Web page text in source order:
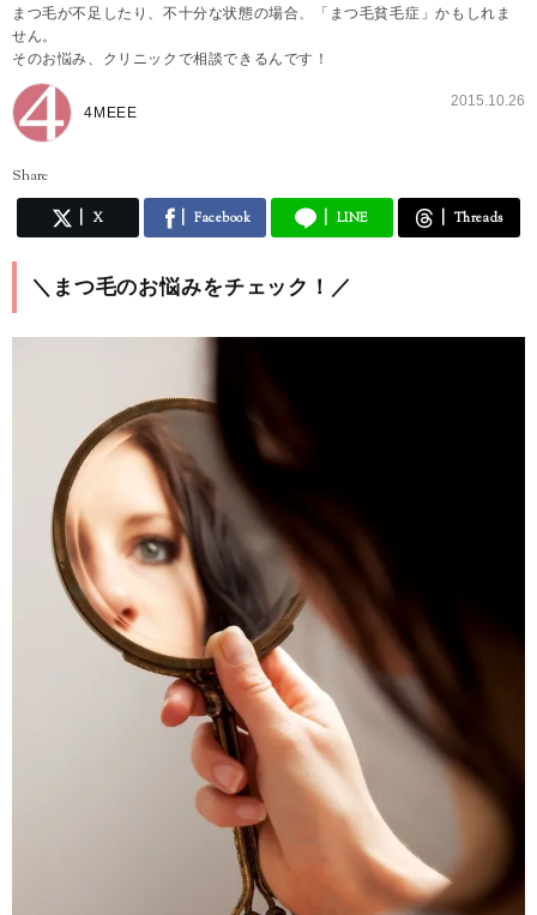
まつ毛が不足したり、不十分な状態の場合、「まつ毛貧毛症」かもしれま
せん。
そのお悩み、クリニックで相談できるんです！
4MEEE
2015.10.26
Share
X Facebook LINE Threads
＼まつ毛のお悩みをチェック！／